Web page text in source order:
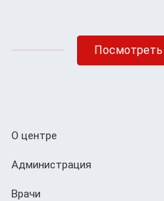
Посмотреть
О центре
Администрация
Врачи